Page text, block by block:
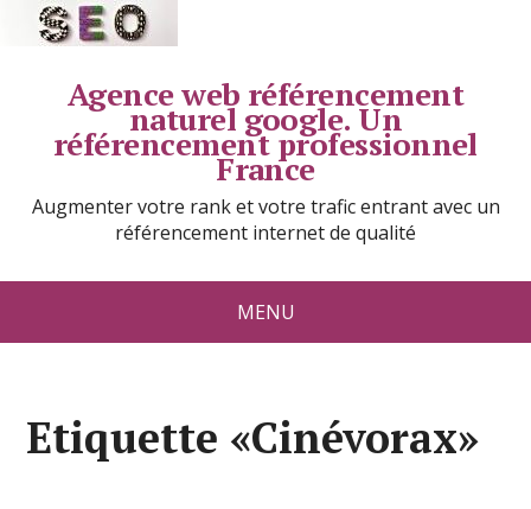
Agence web référencement
naturel google. Un
référencement professionnel
France
Augmenter votre rank et votre trafic entrant avec un
référencement internet de qualité
MENU
Etiquette «Cinévorax»